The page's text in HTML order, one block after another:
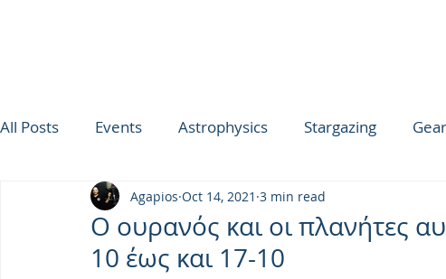
All Posts Events Astrophysics Stargazing Gear
ΟΥΡΑΝΟΣ ΤΗΣ ΕΒΔΟΜΑΔΑΣ SPICA
TROODOS OBSERVATORY
Ο ουρανός και οι πλανήτες
10 έως και 17-10
Agapios Oct 14, 2021 3 min read